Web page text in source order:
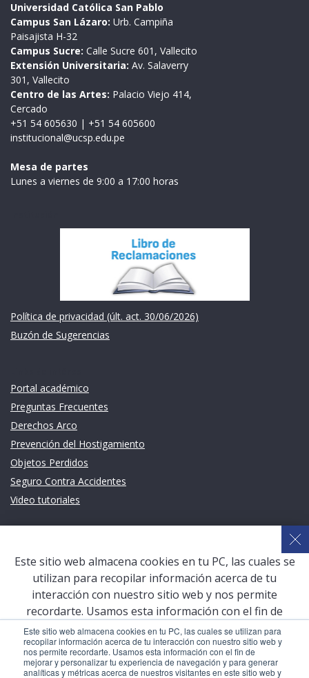
Este sitio web almacena cookies en tu PC, las cuales se utilizan para
recopilar información acerca de tu interacción con nuestro sitio web y
nos permite recordarte. Usamos esta información con el fin de
mejorar y personalizar tu experiencia de navegación y para generar
analíticas y métricas acerca de nuestros visitantes en este sitio web y
Universidad Católica San Pablo
Campus San Lázaro: Urb. Campiña
Paisajista H-32
Campus Sucre: Calle Sucre 601, Vallecito
Extensión Universitaria: Av. Salaverry
301, Vallecito
Centro de las Artes: Palacio Viejo 414,
Cercado
+51 54 605630 | +51 54 605600
institucional@ucsp.edu.pe
Mesa de partes
Lunes a viernes de 9:00 a 17:00 horas
Política de privacidad (últ. act. 30/06/2026)
Buzón de Sugerencias
Portal académico
Preguntas Frecuentes
Derechos Arco
Prevención del Hostigamiento
Objetos Perdidos
Seguro Contra Accidentes
Video tutoriales
Sistema de Gestión Académica (SGA)
Defensoría Universitaria
Terceros vinculados
San Pablo Mail
Aula Virtual Pregrado
Aula Virtual Postgrado
Este sitio web almacena cookies en tu PC, las cuales se
utilizan para recopilar información acerca de tu
interacción con nuestro sitio web y nos permite
recordarte. Usamos esta información con el fin de
mejorar y personalizar tu experiencia de navegación y
para generar analíticas y métricas acerca de nuestros
visitantes en este sitio web y otros medios de